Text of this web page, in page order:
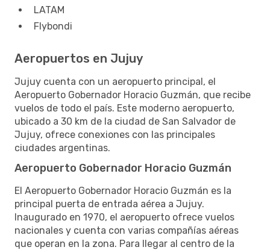
LATAM
Flybondi
Aeropuertos en Jujuy
Jujuy cuenta con un aeropuerto principal, el
Aeropuerto Gobernador Horacio Guzmán, que recibe
vuelos de todo el país. Este moderno aeropuerto,
ubicado a 30 km de la ciudad de San Salvador de
Jujuy, ofrece conexiones con las principales
ciudades argentinas.
Aeropuerto Gobernador Horacio Guzmán
El Aeropuerto Gobernador Horacio Guzmán es la
principal puerta de entrada aérea a Jujuy.
Inaugurado en 1970, el aeropuerto ofrece vuelos
nacionales y cuenta con varias compañías aéreas
que operan en la zona. Para llegar al centro de la